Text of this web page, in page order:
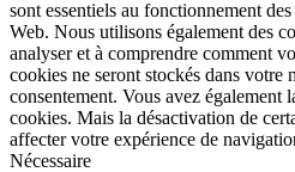
sont essentiels au fonctionnement
Web. Nous utilisons également des
analyser et à comprendre comment
cookies ne seront stockés dans votre
consentement. Vous avez également
cookies. Mais la désactivation de
affecter votre expérience de
Nécessaire